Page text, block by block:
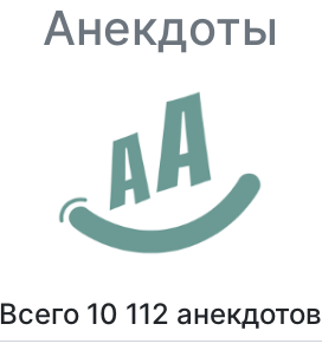
Анекдоты
Всего 10 112 анекдотов